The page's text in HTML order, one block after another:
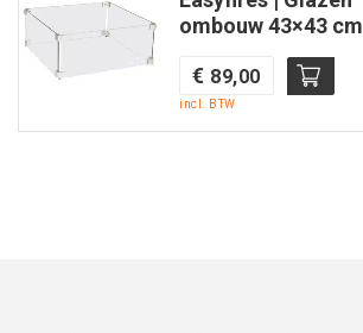
ombouw 43×43 cm
€ 89,00
incl. BTW